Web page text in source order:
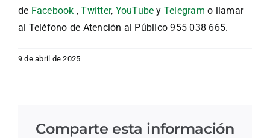
de Facebook ,Twitter, YouTube y Telegramo llamar
al Teléfono de Atención al Público 955 038 665.
9 de abril de 2025
Comparte esta información